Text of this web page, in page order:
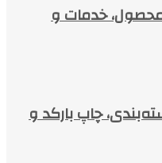
خدمات و
چاپ بارکد و